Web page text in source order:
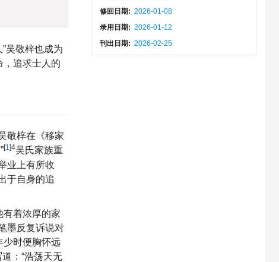
吴敬梓也成为
，追求士人的
敬梓在《移家
[1]4吴氏家族重
业上有所收
于自身的追
有着浓厚的家
墨反复诉说对
少时便胸怀远
：“浩荡天无
修回日期: 2026-01-08
录用日期: 2026-01-12
刊出日期: 2026-02-25